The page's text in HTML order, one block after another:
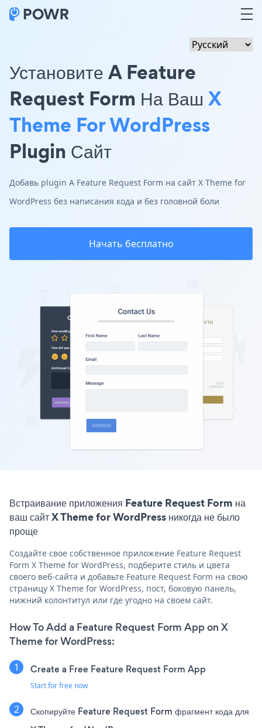
Установите A Feature
Request Form На Ваш X
Theme For WordPress
Plugin Сайт
Добавь plugin A Feature Request Form на сайт X Theme for
WordPress без написания кода и без головной боли
Начать бесплатно
Встраивание приложения Feature Request Form на
ваш сайт X Theme for WordPress никогда не было
проще
Создайте свое собственное приложение Feature Request
Form X Theme for WordPress, подберите стиль и цвета
своего веб-сайта и добавьте Feature Request Form на свою
страницу X Theme for WordPress, пост, боковую панель,
нижний колонтитул или где угодно на своем сайт.
How To Add a Feature Request Form App on X
Theme for WordPress:
Create a Free Feature Request Form App
Start for free now
Скопируйте Feature Request Form фрагмент кода для